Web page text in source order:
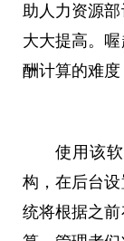
助人力资源
大大提高。
酬计算的难
使用该
构，在后台
统将根据之